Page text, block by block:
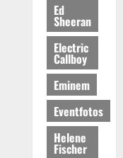
Ed
Sheeran
Electric
Callboy
Eminem
Eventfotos
Helene
Fischer